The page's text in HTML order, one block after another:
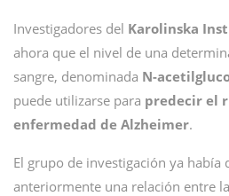
Investigadores del Karolinska
ahora que el nivel de una
sangre, denominada N-
puede utilizarse para predecir el
enfermedad de Alzheimer.
El grupo de investigación ya había
anteriormente una relación entre la